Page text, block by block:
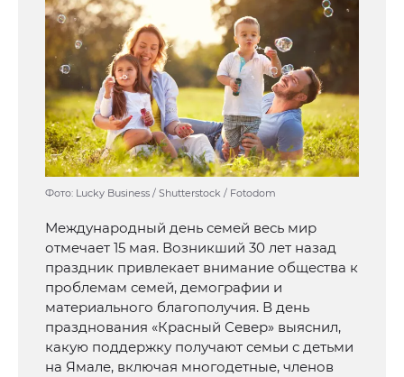
Фото: Lucky Business / Shutterstock / Fotodom
Международный день семей весь мир
отмечает 15 мая. Возникший 30 лет назад
праздник привлекает внимание общества к
проблемам семей, демографии и
материального благополучия. В день
празднования «Красный Север» выяснил,
какую поддержку получают семьи с детьми
на Ямале, включая многодетные, членов